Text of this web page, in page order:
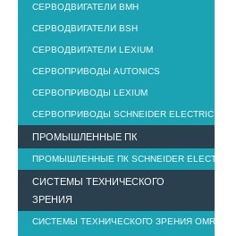
СЕРВОДВИГАТЕЛИ BMH
СЕРВОДВИГАТЕЛИ BSH
СЕРВОДВИГАТЕЛИ LEXIUM
СЕРВОПРИВОДЫ AUTONICS
СЕРВОПРИВОДЫ LEXIUM
СЕРВОПРИВОДЫ SCHNEIDER ELECTRIC
ПРОМЫШЛЕННЫЕ ПК
ПРОМЫШЛЕННЫЕ ПК SCHNEIDER ELECTRIC
СИСТЕМЫ ТЕХНИЧЕСКОГО
ЗРЕНИЯ
СИСТЕМЫ ТЕХНИЧЕСКОГО ЗРЕНИЯ OMRON